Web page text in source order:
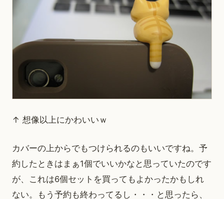
↑ 想像以上にかわいいｗ
カバーの上からでもつけられるのもいいですね。予
約したときはまぁ1個でいいかなと思っていたのです
が、これは6個セットを買ってもよかったかもしれ
ない。もう予約も終わってるし・・・と思ったら、